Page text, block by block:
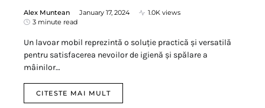
Alex Muntean January 17, 2024
1.0K views
3 minute read
Un lavoar mobil reprezintă o soluție practică și versatilă
pentru satisfacerea nevoilor de igienă și spălare a
mâinilor…
CITESTE MAI MULT